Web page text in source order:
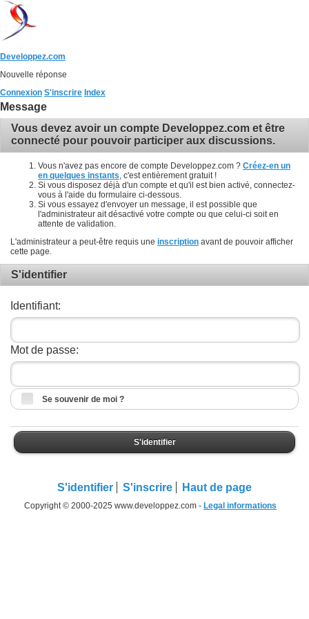
Developpez.com
Nouvelle réponse
Connexion S'inscrire Index
Message
Vous devez avoir un compte Developpez.com et être
connecté pour pouvoir participer aux discussions.
Vous n'avez pas encore de compte Developpez.com ? Créez-en un
en quelques instants , c'est entièrement gratuit !
Si vous disposez déjà d'un compte et qu'il est bien activé, connectez-
vous à l'aide du formulaire ci-dessous.
Si vous essayez d'envoyer un message, il est possible que
l'administrateur ait désactivé votre compte ou que celui-ci soit en
attente de validation.
L'administrateur a peut-être requis une inscription avant de pouvoir afficher
cette page.
S'identifier
Identifiant:
Mot de passe:
Se souvenir de moi ?
S'identifier
S'identifier S'inscrire Haut de page
Copyright © 2000-2025 www.developpez.com - Legal informations